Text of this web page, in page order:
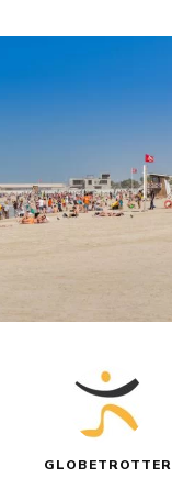
GLOBETROTTER